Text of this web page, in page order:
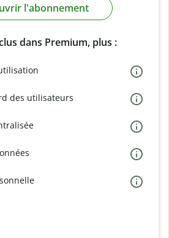
l'abonnement
dans Premium, plus :
des utilisateurs